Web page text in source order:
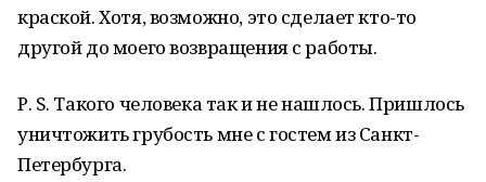
краской. Хотя, возможно, это сделает кто-то
другой до моего возвращения с работы.
Р. S. Такого человека так и не нашлось. Пришлось
уничтожить грубость мне с гостем из Санкт-
Петербурга.